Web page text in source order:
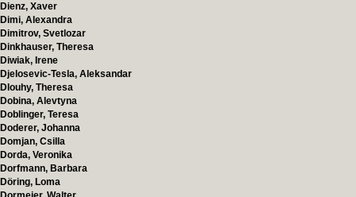
Dienz, Xaver
Dimi, Alexandra
Dimitrov, Svetlozar
Dinkhauser, Theresa
Diwiak, Irene
Djelosevic-Tesla, Aleksandar
Dlouhy, Theresa
Dobina, Alevtyna
Doblinger, Teresa
Doderer, Johanna
Domjan, Csilla
Dorda, Veronika
Dorfmann, Barbara
Döring, Loma